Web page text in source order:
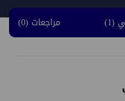
(1) مراجعات (0)